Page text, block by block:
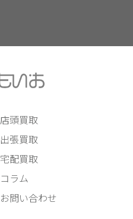
店頭買取
出張買取
宅配買取
コラム
お問い合わせ